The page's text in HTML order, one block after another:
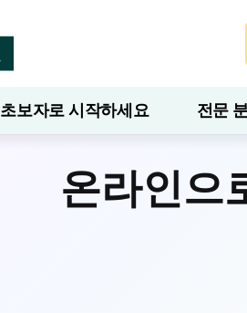
초보자로 시작하세요 전문
온라인으